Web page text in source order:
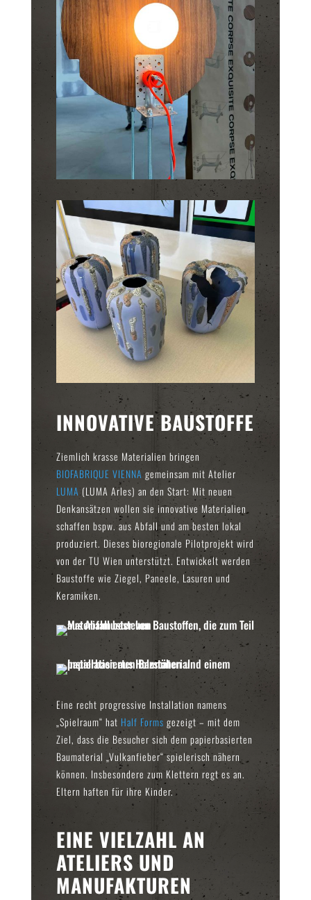
INNOVATIVE BAUSTOFFE
Ziemlich krasse Materialien bringen
BIOFABRIQUE VIENNA gemeinsam mit Atelier
LUMA(LUMA Arles) an den Start: Mit neuen
Denkansätzen wollen sie innovative Materialien
schaffen bspw. aus Abfall und am besten lokal
produziert. Dieses bioregionale Pilotprojekt wird
von der TU Wien unterstützt. Entwickelt werden
Baustoffe wie Ziegel, Paneele, Lasuren und
Keramiken.
Eine recht progressive Installation namens
„Spielraum“ hat Half Forms gezeigt – mit dem
Ziel, dass die Besucher sich dem papierbasierten
Baumaterial „Vulkanfieber“ spielerisch nähern
können. Insbesondere zum Klettern regt es an.
Eltern haften für ihre Kinder.
EINE VIELZAHL AN
ATELIERS UND
MANUFAKTUREN